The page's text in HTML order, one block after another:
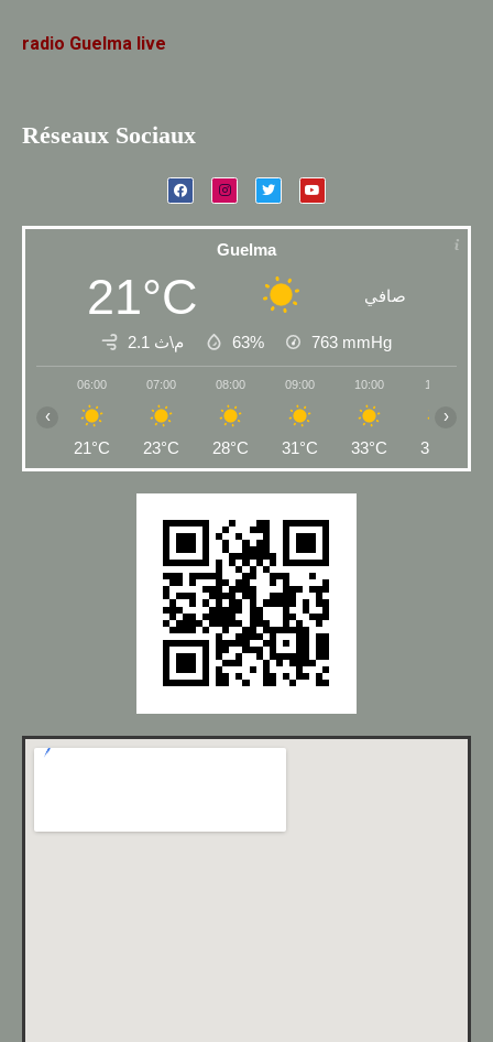
radio Guelma live
Réseaux Sociaux
Guelma
21°C صافي
2.1 م\ث 63% 763 mmHg
06:00
21°C
07:00
23°C
08:00
28°C
09:00
31°C
10:00
33°C
11:00
35°C
‹ ›